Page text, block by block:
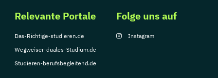
Relevante Portale
Das-Richtige-studieren.de
Wegweiser-duales-Studium.de
Studieren-berufsbegleitend.de
Folge uns auf
Instagram